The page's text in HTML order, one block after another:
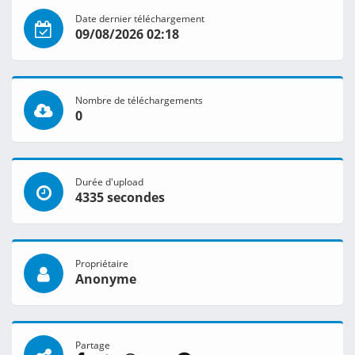
Date dernier téléchargement
09/08/2026 02:18
Nombre de téléchargements
0
Durée d'upload
4335 secondes
Propriétaire
Anonyme
Partage